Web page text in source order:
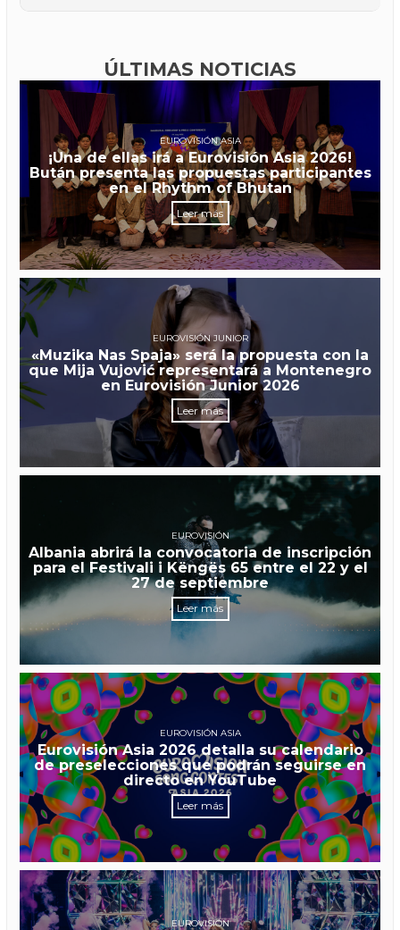
ÚLTIMAS NOTICIAS
EUROVISIÓN ASIA
¡Una de ellas irá a Eurovisión Asia 2026!
Bután presenta las propuestas participantes
en el Rhythm of Bhutan
Leer más
EUROVISIÓN JUNIOR
«Muzika Nas Spaja» será la propuesta con la
que Mija Vujović representará a Montenegro
en Eurovisión Junior 2026
Leer más
EUROVISIÓN
Albania abrirá la convocatoria de inscripción
para el Festivali i Këngës 65 entre el 22 y el
27 de septiembre
Leer más
EUROVISIÓN ASIA
Eurovisión Asia 2026 detalla su calendario
de preselecciones que podrán seguirse en
directo en YouTube
Leer más
EUROVISIÓN